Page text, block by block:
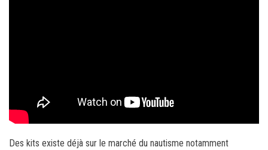
Des kits existe déjà sur le marché du nautisme notamment